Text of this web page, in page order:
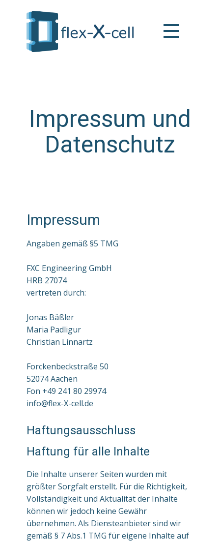
Impressum und
Datenschutz
Impressum
Angaben gemäß §5 TMG
FXC Engineering GmbH
HRB 27074
vertreten durch:
Jonas Bäßler
Maria Padligur
Christian Linnartz
Forckenbeckstraße 50
52074 Aachen
Fon +49 241 80 29974
info@flex-X-cell.de
Haftungsausschluss
Haftung für alle Inhalte
Die Inhalte unserer Seiten wurden mit
größter Sorgfalt erstellt. Für die Richtigkeit,
Vollständigkeit und Aktualität der Inhalte
können wir jedoch keine Gewähr
übernehmen. Als Diensteanbieter sind wir
gemäß § 7 Abs.1 TMG für eigene Inhalte auf